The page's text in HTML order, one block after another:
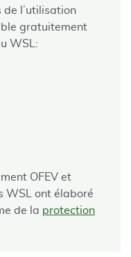
de l’utilisation
gratuitement
WSL:
OFEV et
WSL ont élaboré
de la protection